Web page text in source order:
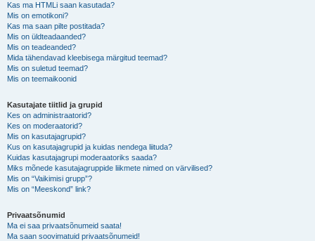
Kas ma HTMLi saan kasutada?
Mis on emotikoni?
Kas ma saan pilte postitada?
Mis on üldteadaanded?
Mis on teadeanded?
Mida tähendavad kleebisega märgitud teemad?
Mis on suletud teemad?
Mis on teemaikoonid
Kasutajate tiitlid ja grupid
Kes on administraatorid?
Kes on moderaatorid?
Mis on kasutajagrupid?
Kus on kasutajagrupid ja kuidas nendega liituda?
Kuidas kasutajagrupi moderaatoriks saada?
Miks mõnede kasutajagruppide liikmete nimed on värvilised?
Mis on “Vaikimisi grupp”?
Mis on “Meeskond” link?
Privaatsõnumid
Ma ei saa privaatsõnumeid saata!
Ma saan soovimatuid privaatsõnumeid!